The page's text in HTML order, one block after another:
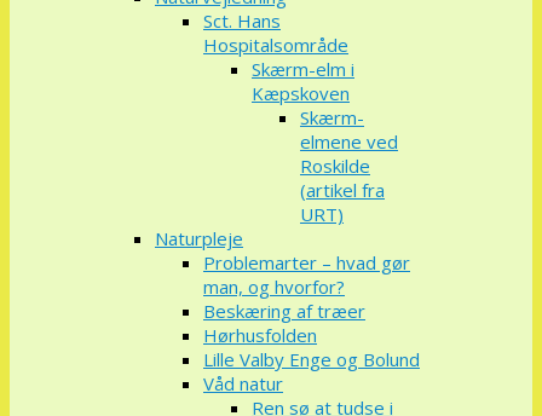
Sct. Hans
Hospitalsområde
Skærm-elm i
Kæpskoven
Skærm-
elmene ved
Roskilde
(artikel fra
URT)
Naturpleje
Problemarter – hvad gør
man, og hvorfor?
Beskæring af træer
Hørhusfolden
Lille Valby Enge og Bolund
Våd natur
Ren sø at tudse i